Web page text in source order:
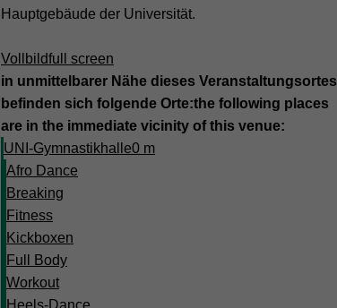
Hauptgebäude der Universität.
Vollbildfull screen
in unmittelbarer Nähe dieses Veranstaltungsortes
befinden sich folgende Orte:the following places
are in the immediate vicinity of this venue:
UNI-Gymnastikhalle0 m
Afro Dance
Breaking
Fitness
Kickboxen
Full Body
Workout
Heels-Dance